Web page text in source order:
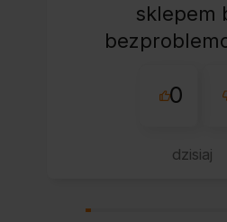
sklepem
przebiegło
0
dzisiaj